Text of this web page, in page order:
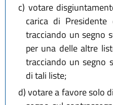
c) votare
carica di Presidente
tracciando un segno
per una delle altre
tracciando un segno
di tali liste;
d)votare a favore solo